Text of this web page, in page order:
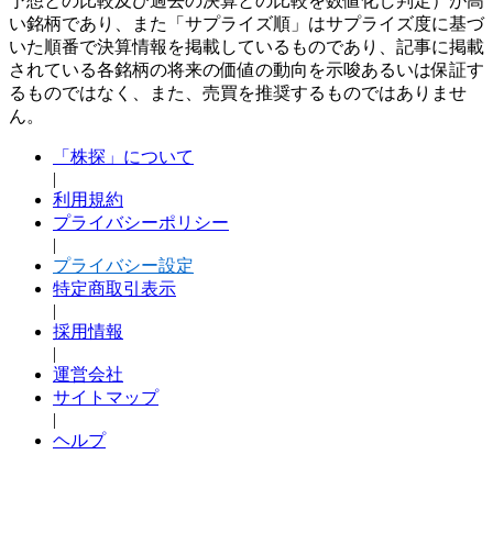
い銘柄であり、また「サプライズ順」はサプライズ度に基づ
いた順番で決算情報を掲載しているものであり、記事に掲載
されている各銘柄の将来の価値の動向を示唆あるいは保証す
るものではなく、また、売買を推奨するものではありませ
ん。
「株探」について
|
利用規約
プライバシーポリシー
|
プライバシー設定
特定商取引表示
|
採用情報
|
運営会社
サイトマップ
|
ヘルプ